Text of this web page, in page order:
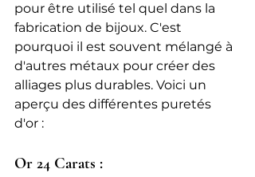
pour être utilisé tel quel dans la
fabrication de bijoux. C'est
pourquoi il est souvent mélangé à
d'autres métaux pour créer des
alliages plus durables. Voici un
aperçu des différentes puretés
d'or :
Or 24 Carats :